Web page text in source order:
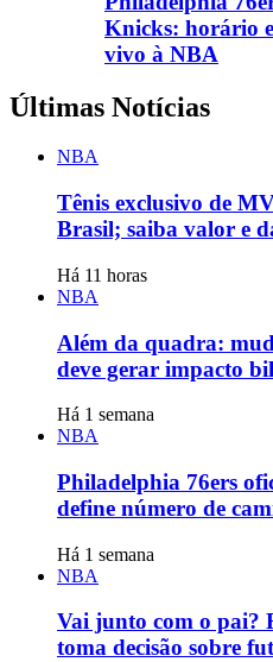
Knicks: horário
vivo à NBA
Últimas Notícias
NBA
Tênis exclusivo de
Brasil; saiba valor e
Há 11 horas
NBA
Além da quadra:
deve gerar impacto
Há 1 semana
NBA
Philadelphia 76ers
define número de
Há 1 semana
NBA
Vai junto com o pai?
toma decisão sobre